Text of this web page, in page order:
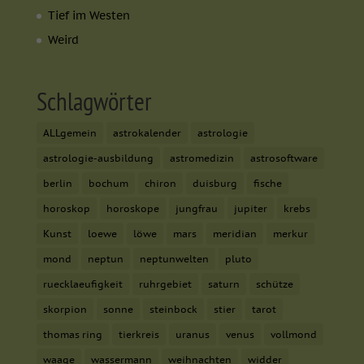
Tief im Westen
Weird
Schlagwörter
ALLgemein astrokalender astrologie
astrologie-ausbildung astromedizin astrosoftware
berlin bochum chiron duisburg fische
horoskop horoskope jungfrau jupiter krebs
Kunst loewe löwe mars meridian merkur
mond neptun neptunwelten pluto
ruecklaeufigkeit ruhrgebiet saturn schütze
skorpion sonne steinbock stier tarot
thomas ring tierkreis uranus venus vollmond
waage wassermann weihnachten widder